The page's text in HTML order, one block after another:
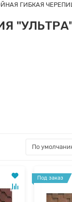
ГИБКАЯ
Под заказ